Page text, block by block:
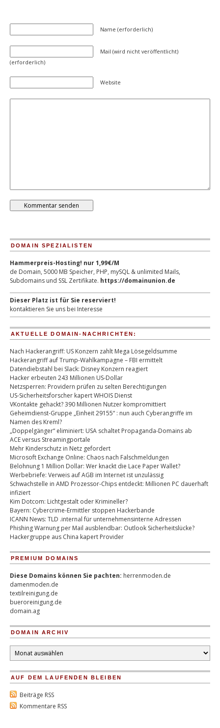
Name (erforderlich)
Mail (wird nicht veröffentlicht)
(erforderlich)
Website
DOMAIN SPEZIALISTEN
Hammerpreis-Hosting! nur 1,99€/M
de Domain, 5000 MB Speicher, PHP, mySQL & unlimited Mails,
Subdomains und SSL Zertifikate. https://domainunion.de
Dieser Platz ist für Sie reserviert!
kontaktieren Sie uns bei Interesse
AKTUELLE DOMAIN-NACHRICHTEN:
Nach Hackerangriff: US Konzern zahlt Mega Lösegeldsumme
Hackerangriff auf Trump-Wahlkampagne – FBI ermittelt
Datendiebstahl bei Slack: Disney Konzern reagiert
Hacker erbeuten 243 Millionen US-Dollar
Netzsperren: Providern prüfen zu selten Berechtigungen
US-Sicherheitsforscher kapert WHOIS Dienst
VKontakte gehackt? 390 Millionen Nutzer kompromittiert
Geheimdienst-Gruppe „Einheit 29155“ : nun auch Cyberangriffe im
Namen des Kreml?
„Doppelgänger“ eliminiert: USA schaltet Propaganda-Domains ab
ACE versus Streamingportale
Mehr Kinderschutz in Netz gefordert
Microsoft Exchange Online: Chaos nach Falschmeldungen
Belohnung 1 Million Dollar: Wer knackt die Lace Paper Wallet?
Werbebriefe: Verweis auf AGB im Internet ist unzulässig
Schwachstelle in AMD Prozessor-Chips entdeckt: Millionen PC dauerhaft
infiziert
Kim Dotcom: Lichtgestalt oder Krimineller?
Bayern: Cybercrime-Ermittler stoppen Hackerbande
ICANN News: TLD .internal für unternehmensinterne Adressen
Phishing Warnung per Mail ausblendbar: Outlook Sicherheitslücke?
Hackergruppe aus China kapert Provider
PREMIUM DOMAINS
Diese Domains können Sie pachten: herrenmoden.de
damenmoden.de
textilreinigung.de
bueroreinigung.de
domain.ag
DOMAIN ARCHIV
Domain
Archiv
AUF DEM LAUFENDEN BLEIBEN
Beiträge RSS
Kommentare RSS